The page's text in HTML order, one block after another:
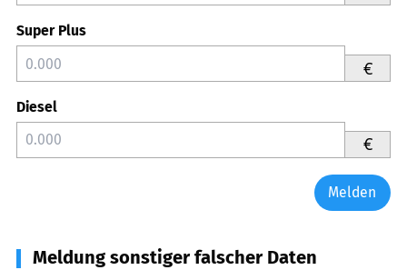
Super Plus
€
Diesel
€
Melden
Meldung sonstiger falscher Daten